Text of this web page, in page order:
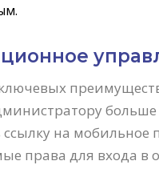
больше
на мобильное
права для входа в